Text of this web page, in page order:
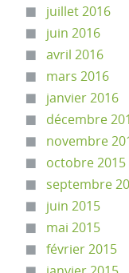
juillet 2016
juin 2016
avril 2016
mars 2016
janvier 2016
décembre
novembre
octobre 2015
septembre
juin 2015
mai 2015
février 2015